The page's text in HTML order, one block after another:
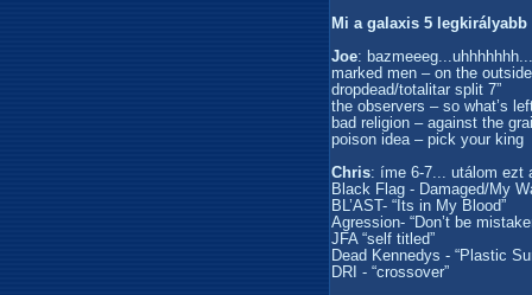
Mi a galaxis 5
Joe: bazmeeeg...uhhhhhhh...
marked men – on the outside
dropdead/totalitar split 7”
the observers – so what’s
bad religion – against the
poison idea – pick your king
Chris: íme 6-7... utálom ezt
Black Flag - Damaged/My
BL’AST- “Its in My Blood”
Agression- “Don’t be
JFA “self titled”
Dead Kennedys - “Plastic
DRI - “crossover”